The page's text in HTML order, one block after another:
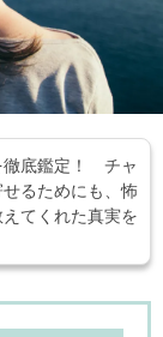
徹底鑑定！ チャ
るためにも、怖
てくれた真実を